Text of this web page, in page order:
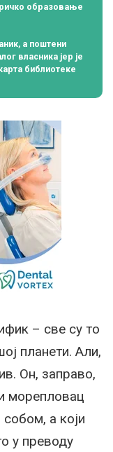
образовање
а поштени
власника јер је
библиотеке
– све су то
планети. Али,
Он, заправо,
морепловац
а који
у преводу